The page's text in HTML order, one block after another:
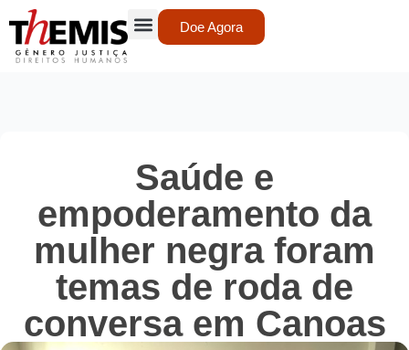
Doe Agora
Saúde e
empoderamento da
mulher negra foram
temas de roda de
conversa em Canoas